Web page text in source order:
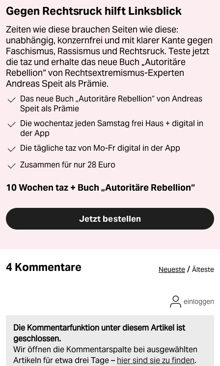
Gegen Rechtsruck hilft Linksblick
Zeiten wie diese brauchen Seiten wie diese:
unabhängig, konzernfrei und mit klarer Kante gegen
Faschismus, Rassismus und Rechtsruck. Teste jetzt
die taz und erhalte das neue Buch „Autoritäre
Rebellion“ von Rechtsextremismus-Experten
Andreas Speit als Prämie.
Das neue Buch „Autoritäre Rebellion“ von Andreas
Speit als Prämie
Die wochentaz jeden Samstag frei Haus + digital in
der App
Die tägliche taz von Mo-Fr digital in der App
Zusammen für nur 28 Euro
10 Wochen taz + Buch „Autoritäre Rebellion“
Jetzt bestellen
4 Kommentare Neueste / Älteste
Die Kommentarfunktion unter diesem Artikel ist
geschlossen.
Wir öffnen die Kommentarspalte bei ausgewählten
Artikeln für etwa drei Tage – hier sind sie zu finden.
einloggen